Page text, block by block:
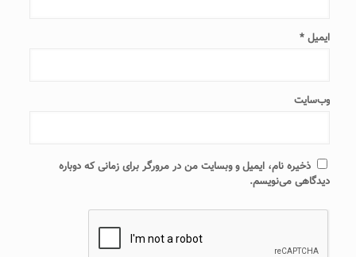
ایمیل *
وب‌سایت
ذخیره نام، ایمیل و وبسایت من در مرورگر برای زمانی که دوباره
دیدگاهی می‌نویسم.